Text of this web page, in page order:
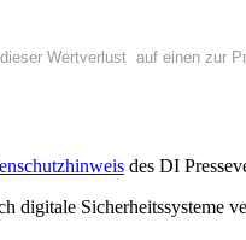
Wertverlust auf einen
des DI
Sicherheitssysteme